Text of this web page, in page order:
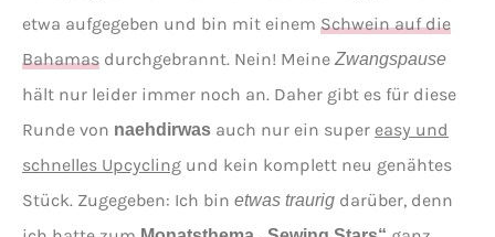
etwa aufgegeben und bin mit einem Schwein auf die
Bahamas durchgebrannt. Nein! Meine Zwangspause
hält nur leider immer noch an. Daher gibt es für diese
Runde von naehdirwas auch nur ein super easy und
schnelles Upcycling und kein komplett neu genähtes
Stück. Zugegeben: Ich bin etwas traurig darüber, denn